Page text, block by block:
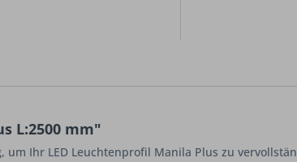
L:2500 mm"
Ihr LED Leuchtenprofil Manila Plus zu